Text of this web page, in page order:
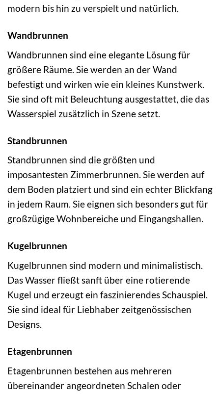
modern bis hin zu verspielt und natürlich.
Wandbrunnen
Wandbrunnen sind eine elegante Lösung für
größere Räume. Sie werden an der Wand
befestigt und wirken wie ein kleines Kunstwerk.
Sie sind oft mit Beleuchtung ausgestattet, die das
Wasserspiel zusätzlich in Szene setzt.
Standbrunnen
Standbrunnen sind die größten und
imposantesten Zimmerbrunnen. Sie werden auf
dem Boden platziert und sind ein echter Blickfang
in jedem Raum. Sie eignen sich besonders gut für
großzügige Wohnbereiche und Eingangshallen.
Kugelbrunnen
Kugelbrunnen sind modern und minimalistisch.
Das Wasser fließt sanft über eine rotierende
Kugel und erzeugt ein faszinierendes Schauspiel.
Sie sind ideal für Liebhaber zeitgenössischen
Designs.
Etagenbrunnen
Etagenbrunnen bestehen aus mehreren
übereinander angeordneten Schalen oder